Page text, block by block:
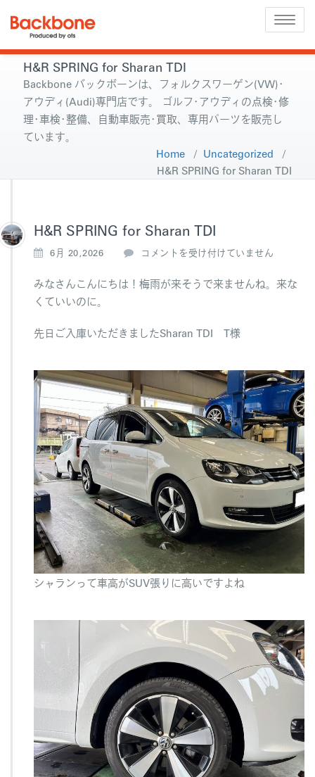
Toggle
H&R SPRING for Sharan TDI
Backbone バックボーンは、フォルクスワーゲン(VW)･
アウディ(Audi)専門店です。 ゴルフ･アウディの点検･修
理･車検･整備、自動車販売･買取、専用パーツを販売し
ています。
Home / Uncategorized /
H&R SPRING for Sharan TDI
H&R SPRING for Sharan TDI
6月 20,2026
H
R
S
I
o
r
S
h
a
r
a
n
T
D
I
は
コメントを受け付けていません
みなさんこんにちは！梅雨が来そうで来ませんね。来な
くていいのに。
先日ご入庫いただきましたSharan TDI T様
シャランって車高がSUV張りに高いですよね